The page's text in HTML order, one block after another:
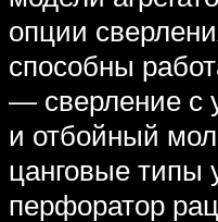
опции
способны
— сверление с
и отбойный
цанговые типы
перфоратор